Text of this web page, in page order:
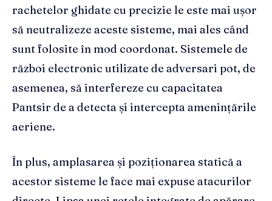
rachetelor ghidate cu precizie le este mai ușor
să neutralizeze aceste sisteme, mai ales când
sunt folosite în mod coordonat. Sistemele de
război electronic utilizate de adversari pot, de
asemenea, să interfereze cu capacitatea
Pantsir de a detecta și intercepta amenințările
aeriene.
În plus, amplasarea și poziționarea statică a
acestor sisteme le face mai expuse atacurilor